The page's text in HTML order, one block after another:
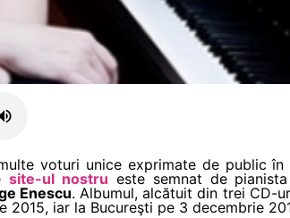
voturi unice exprimate de public în
site-ul nostru este semnat de
Enescu. Albumul, alcătuit din trei CD-
iar la Bucureşti pe 3 decembrie